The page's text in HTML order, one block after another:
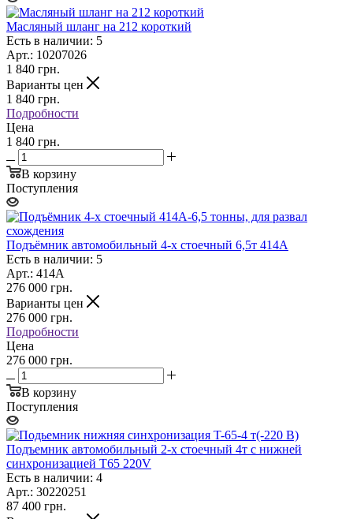
Масляный шланг на 212 короткий
Есть в наличии: 5
Арт.: 10207026
1 840 грн.
Варианты цен
1 840 грн.
Подробности
Цена
1 840 грн.
В корзину
Поступления
Подъёмник автомобильный 4-х стоечный 6,5т 414А
Есть в наличии: 5
Арт.: 414A
276 000 грн.
Варианты цен
276 000 грн.
Подробности
Цена
276 000 грн.
В корзину
Поступления
Подъемник автомобильный 2-х стоечный 4т с нижней
синхронизацией T65 220V
Есть в наличии: 4
Арт.: 30220251
87 400 грн.